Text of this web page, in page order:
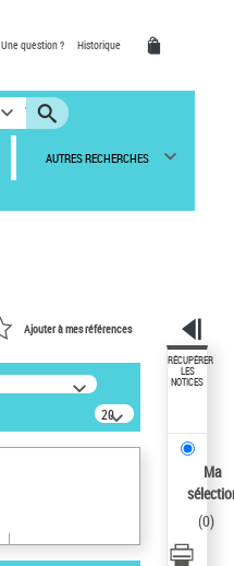
Une question ? Historique
AUTRES RECHERCHES
Ajouter à mes références
20
résultats/page
RÉCUPÉRER
LES
NOTICES
Ma
(0)